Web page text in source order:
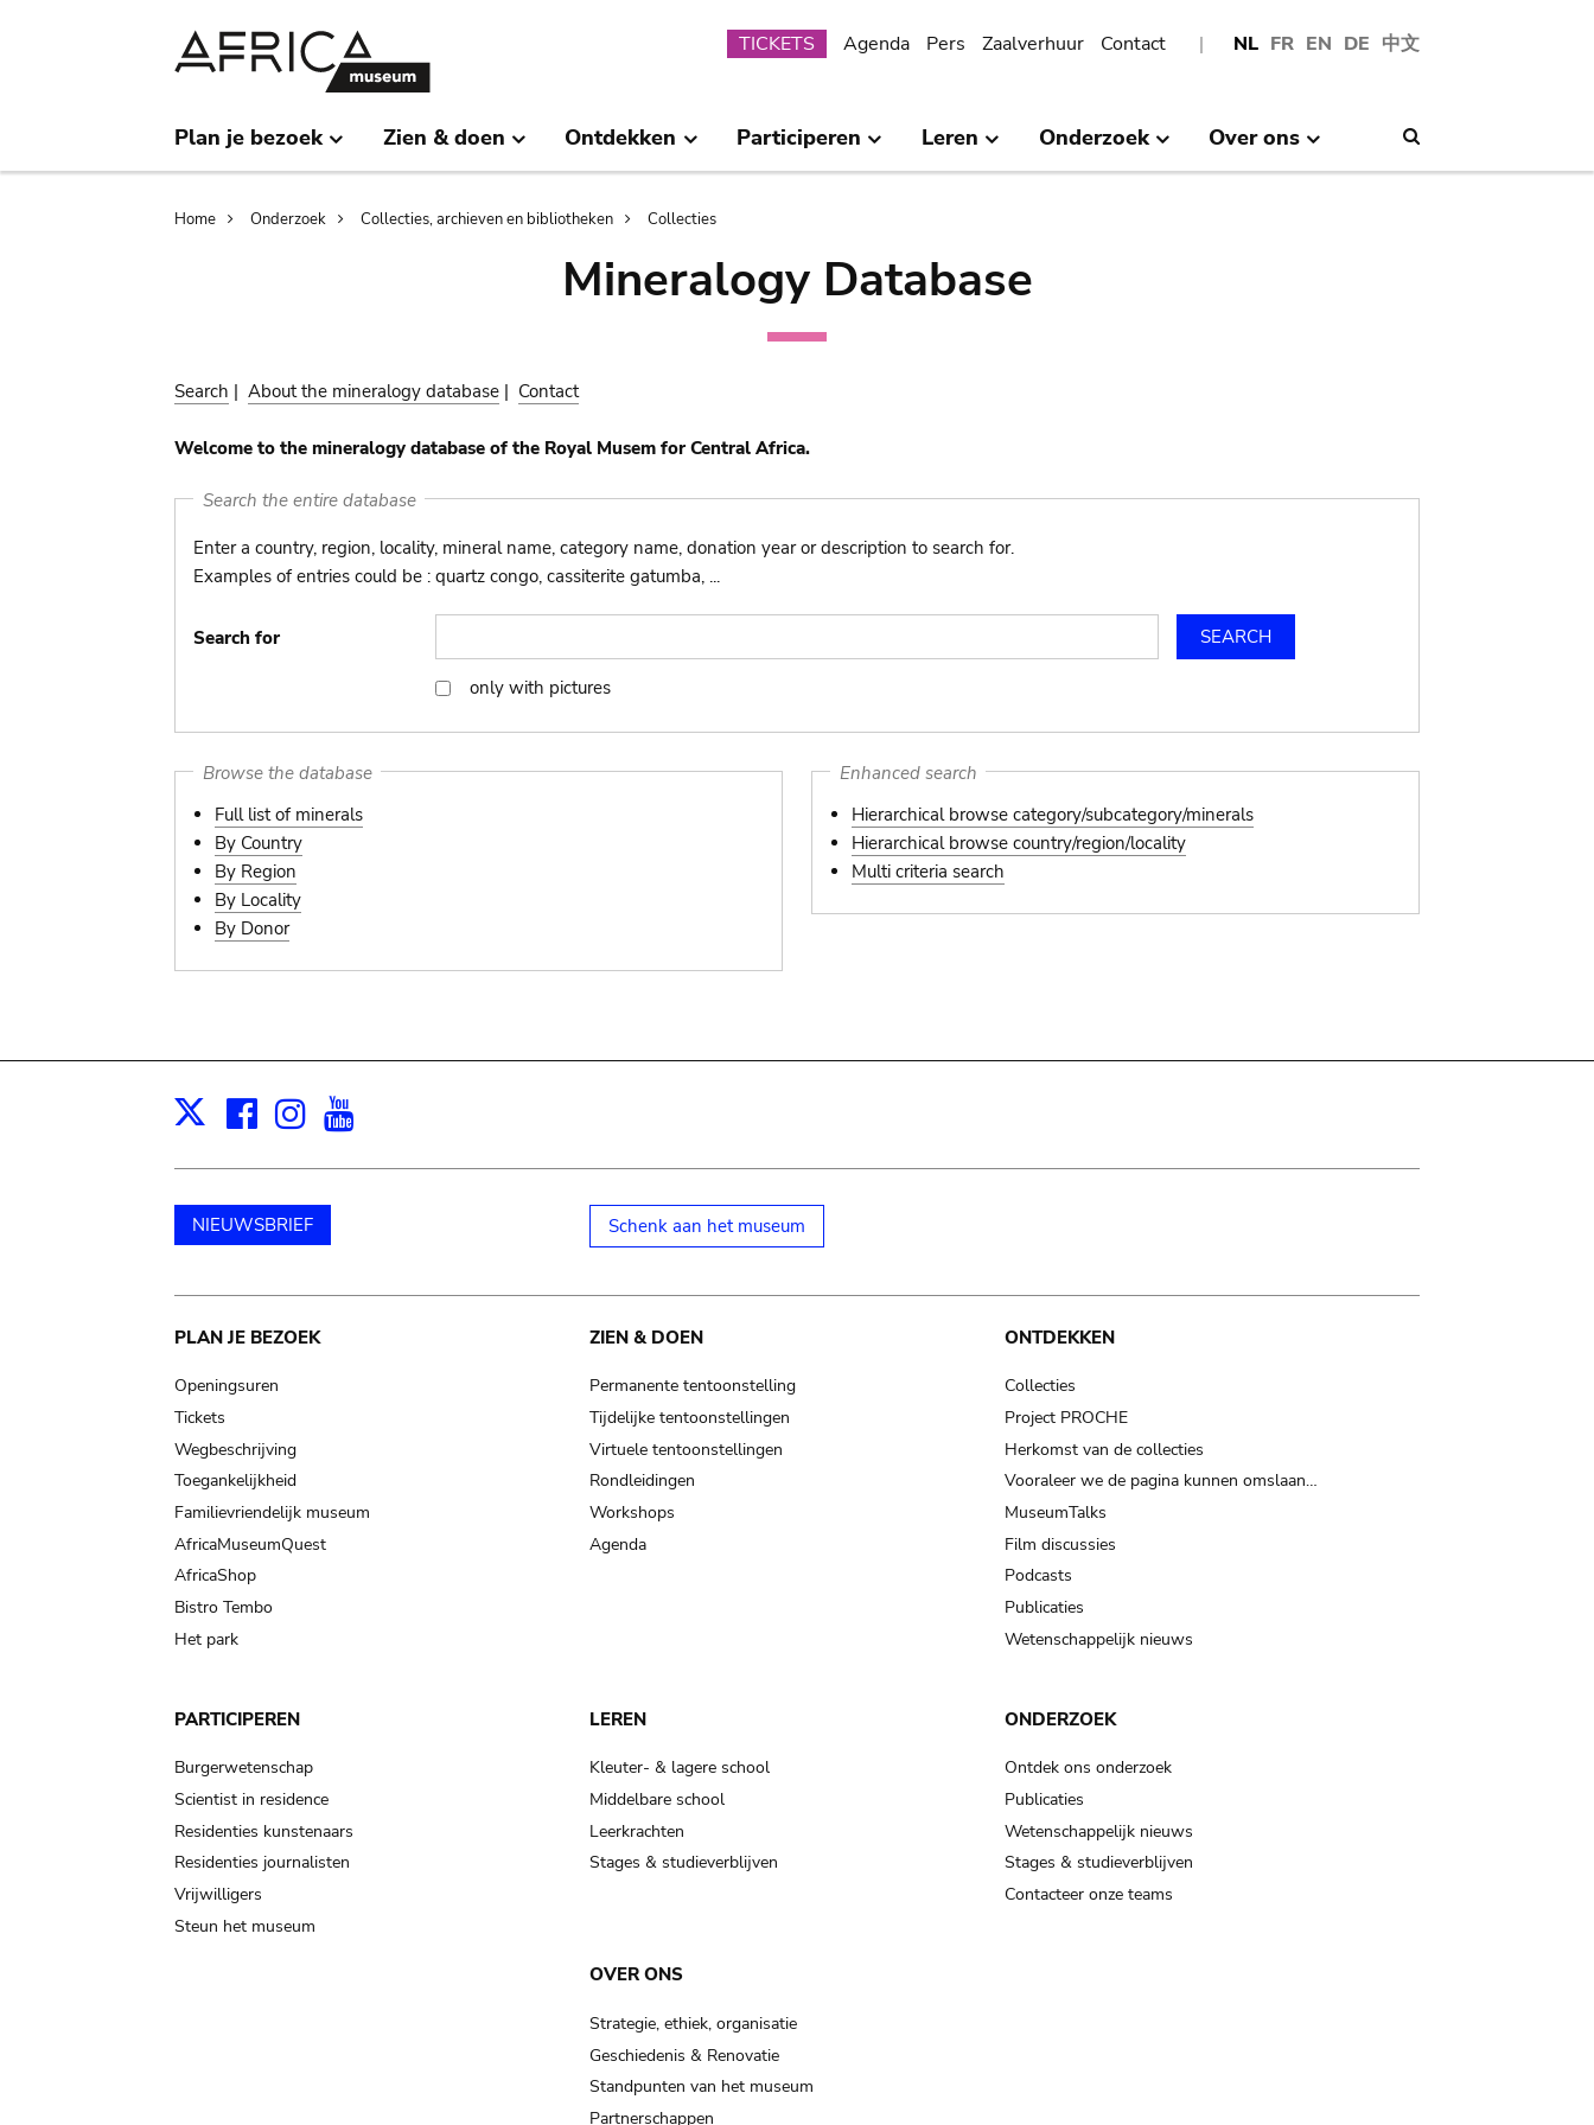
NL FR EN DE 中文
Submenu
TICKETS Agenda Pers Zaalverhuur Contact
Plan je bezoek Zien & doen Ontdekken Participeren Leren Onderzoek Over ons
Breadcrumb
Home Onderzoek Collecties, archieven en bibliotheken Collecties
Mineralogy Database
Search | About the mineralogy database | Contact
Welcome to the mineralogy database of the Royal Musem for Central Africa.
Search the entire database
Enter a country, region, locality, mineral name, category name, donation year or description to search for.
Examples of entries could be : quartz congo, cassiterite gatumba, ...
Search for
only
only with pictures
Browse the database
Full list of minerals
By Country
By Region
By Locality
By Donor
Enhanced search
Hierarchical browse category/subcategory/minerals
Hierarchical browse country/region/locality
Multi criteria search
X Facebook
Instagram
NIEUWSBRIEF Schenk aan het museum
Main
navigation
PLAN JE BEZOEK
Openingsuren
Tickets
Wegbeschrijving
Toegankelijkheid
Familievriendelijk museum
AfricaMuseumQuest
AfricaShop
Bistro Tembo
Het park
ZIEN & DOEN
Permanente tentoonstelling
Tijdelijke tentoonstellingen
Virtuele tentoonstellingen
Rondleidingen
Workshops
Agenda
ONTDEKKEN
Collecties
Project PROCHE
Herkomst van de collecties
Vooraleer we de pagina kunnen omslaan…
MuseumTalks
Film discussies
Podcasts
Publicaties
Wetenschappelijk nieuws
PARTICIPEREN
Burgerwetenschap
Scientist in residence
Residenties kunstenaars
Residenties journalisten
Vrijwilligers
Steun het museum
LEREN
Kleuter- & lagere school
Middelbare school
Leerkrachten
Stages & studieverblijven
ONDERZOEK
Ontdek ons onderzoek
Publicaties
Wetenschappelijk nieuws
Stages & studieverblijven
Contacteer onze teams
OVER ONS
Strategie, ethiek, organisatie
Geschiedenis & Renovatie
Standpunten van het museum
Partnerschappen